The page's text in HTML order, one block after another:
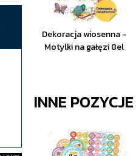
Dekoracja wiosenna -
Motylki na gałęzi 8el
INNE